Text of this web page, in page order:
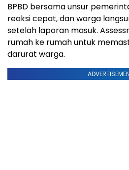
BPBD bersama unsur
reaksi cepat, dan warga
setelah laporan masuk.
rumah ke rumah untuk
darurat warga.